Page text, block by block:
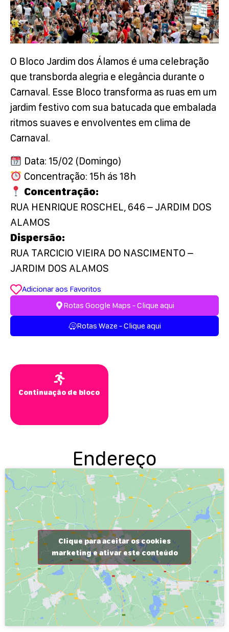
O Bloco Jardim dos Álamos é uma celebração
que transborda alegria e elegância durante o
Carnaval. Esse Bloco transforma as ruas em um
jardim festivo com sua batucada que embalada
ritmos suaves e envolventes em clima de
Carnaval.
Data: 15/02 (Domingo)
Concentração: 15h ás 18h
Concentração:
RUA HENRIQUE ROSCHEL, 646 – JARDIM DOS
ALAMOS
Dispersão:
RUA TARCICIO VIEIRA DO NASCIMENTO –
JARDIM DOS ALAMOS
Adicionar aos Favoritos
Rotas Google Maps - Clique aqui
Rotas Waze - Clique aqui
Continuação de bloco
Endereço
Clique para aceitar os cookies
marketing e ativar este conteúdo